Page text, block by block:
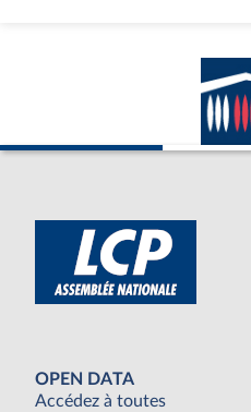
OPEN DATA
Accédez à toutes